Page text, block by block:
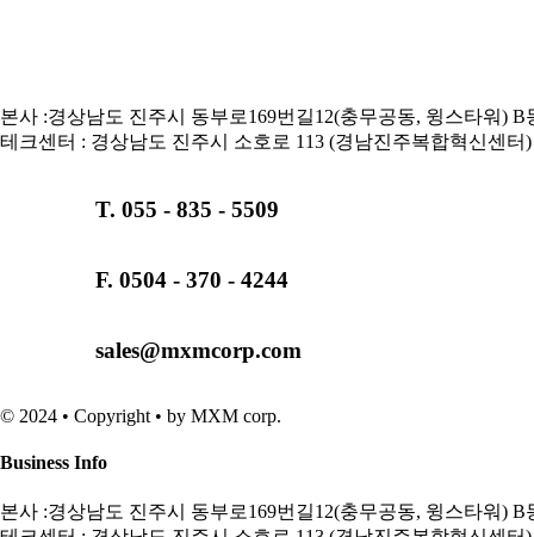
본사 :경상남도 진주시 동부로169번길12(충무공동, 윙스타워) B
테크센터 : 경상남도 진주시 소호로 113 (경남진주복합혁신센터)
T. 055 - 835 - 5509
F. 0504 - 370 - 4244
sales@mxmcorp.com
© 2024 • Copyright • by MXM corp.
Business Info
본사 :경상남도 진주시 동부로169번길12(충무공동, 윙스타워) B